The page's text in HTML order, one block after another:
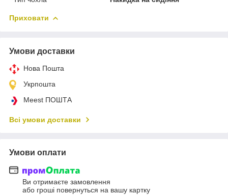
Приховати
Умови доставки
Нова Пошта
Укрпошта
Meest ПОШТА
Всі умови доставки
Умови оплати
Ви отримаєте замовлення
або гроші повернуться на вашу картку